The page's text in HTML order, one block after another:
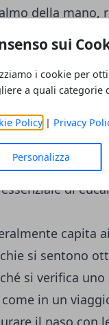
sui
i cookie per
a quali categorie
Policy| Privacy
Personalizza
della mano,
La
ancora
mandibola
tappate,
uditivo, si
facendo bollire
di
capita
si sentono
si verifica uno
in un
il naso con